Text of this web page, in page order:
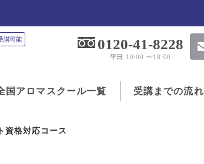
講可能 0120-41-8228
平日 10:00 〜18:00
国アロマスクール一覧 受講までの流れ
資格対応コース